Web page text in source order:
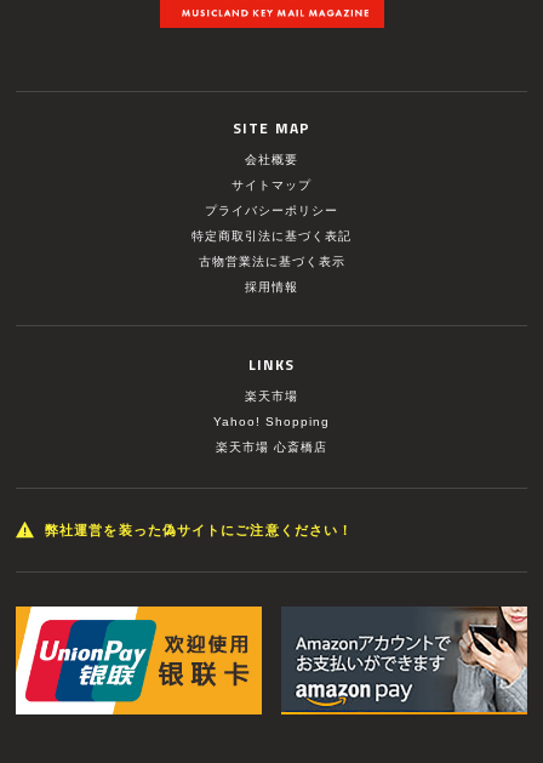
SITE MAP
会社概要
サイトマップ
プライバシーポリシー
特定商取引法に基づく表記
古物営業法に基づく表示
採用情報
LINKS
楽天市場
Yahoo! Shopping
楽天市場 心斎橋店
弊社運営を装った偽サイトにご注意ください！